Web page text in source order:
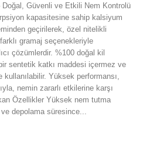
Güvenli ve Etkili Nem Kontrolü
kapasitesine sahip kalsiyum
geçirilerek, özel nitelikli
gramaj seçenekleriyle
çözümlerdir. %100 doğal kil
sentetik katkı maddesi içermez ve
Yüksek performansı,
nemin zararlı etkilerine karşı
Özellikler Yüksek nem tutma
depolama süresince...